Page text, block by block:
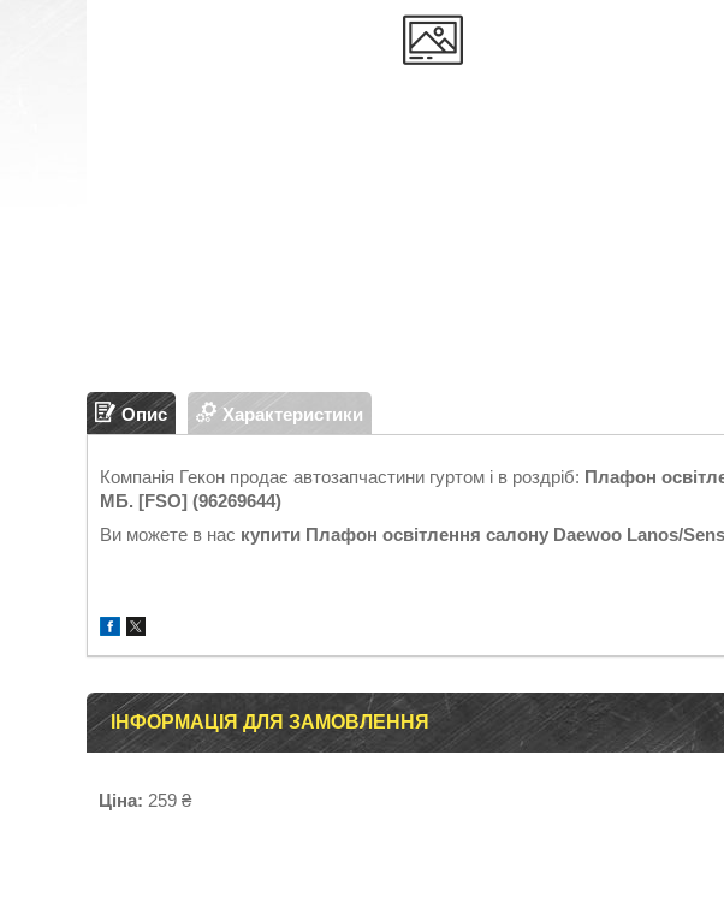
Опис Характеристики
Компанія Гекон продає автозапчастини гуртом і в роздріб: Плафон
МБ. [FSO] (96269644)
Ви можете в нас купити Плафон освітлення салону Daewoo Lanos/
ІНФОРМАЦІЯ ДЛЯ ЗАМОВЛЕННЯ
Ціна: 259 ₴